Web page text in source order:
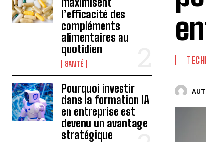
maximisent
l’efficacité des
compléments
alimentaires au
quotidien
SANTÉ
Pourquoi investir
dans la formation IA
en entreprise est
devenu un avantage
stratégique